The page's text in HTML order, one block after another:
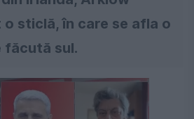
sticlă, în care se afla o
făcută sul.